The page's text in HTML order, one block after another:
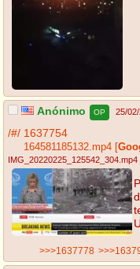
Anónimo OP 25/
/#/ 1637754
164581185132.mp4
IMG_20220225_125542_304.mp4
>>>1637778